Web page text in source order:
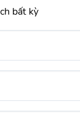
bất kỳ